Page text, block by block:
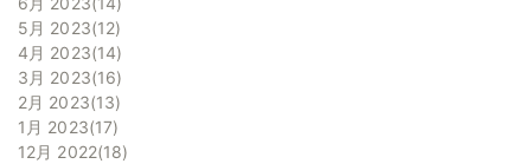
5月 2023 12
4月 2023 14
3月 2023 16
2月 2023 13
1月 2023 17
12月 2022 18